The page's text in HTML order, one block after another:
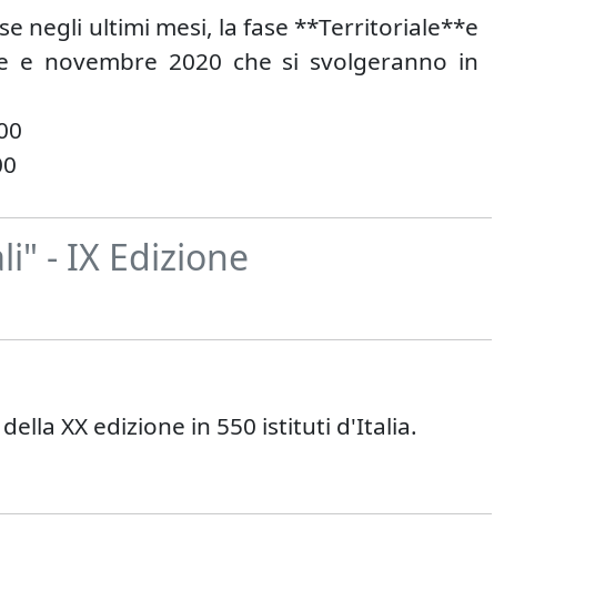
negli ultimi mesi, la fase **Territoriale**e
novembre 2020 che si svolgeranno in
- IX Edizione
XX edizione in 550 istituti d'Italia.